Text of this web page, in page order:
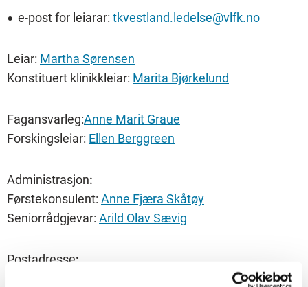
e-post for leiarar: tkvestland.ledelse@vlfk.no
Leiar: Martha Sørensen
Konstituert klinikkleiar: Marita Bjørkelund
Fagansvarleg:Anne Marit Graue
Forskingsleiar: Ellen Berggreen
Administrasjon:
Førstekonsulent: Anne Fjæra Skåtøy
Seniorrådgjevar: Arild Olav Sævig
Postadresse: